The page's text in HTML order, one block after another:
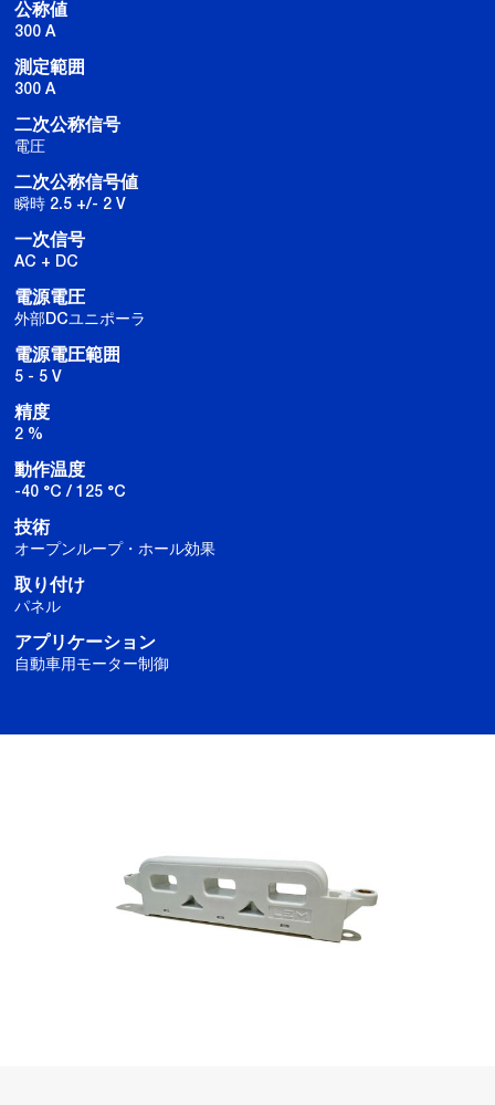
公称値
300 A
測定範囲
300 A
二次公称信号
電圧
二次公称信号値
瞬時 2.5 +/- 2 V
一次信号
AC + DC
電源電圧
外部DCユニポーラ
電源電圧範囲
5 - 5 V
精度
2 %
動作温度
-40 °C / 125 °C
技術
オープンループ・ホール効果
取り付け
パネル
アプリケーション
自動車用モーター制御